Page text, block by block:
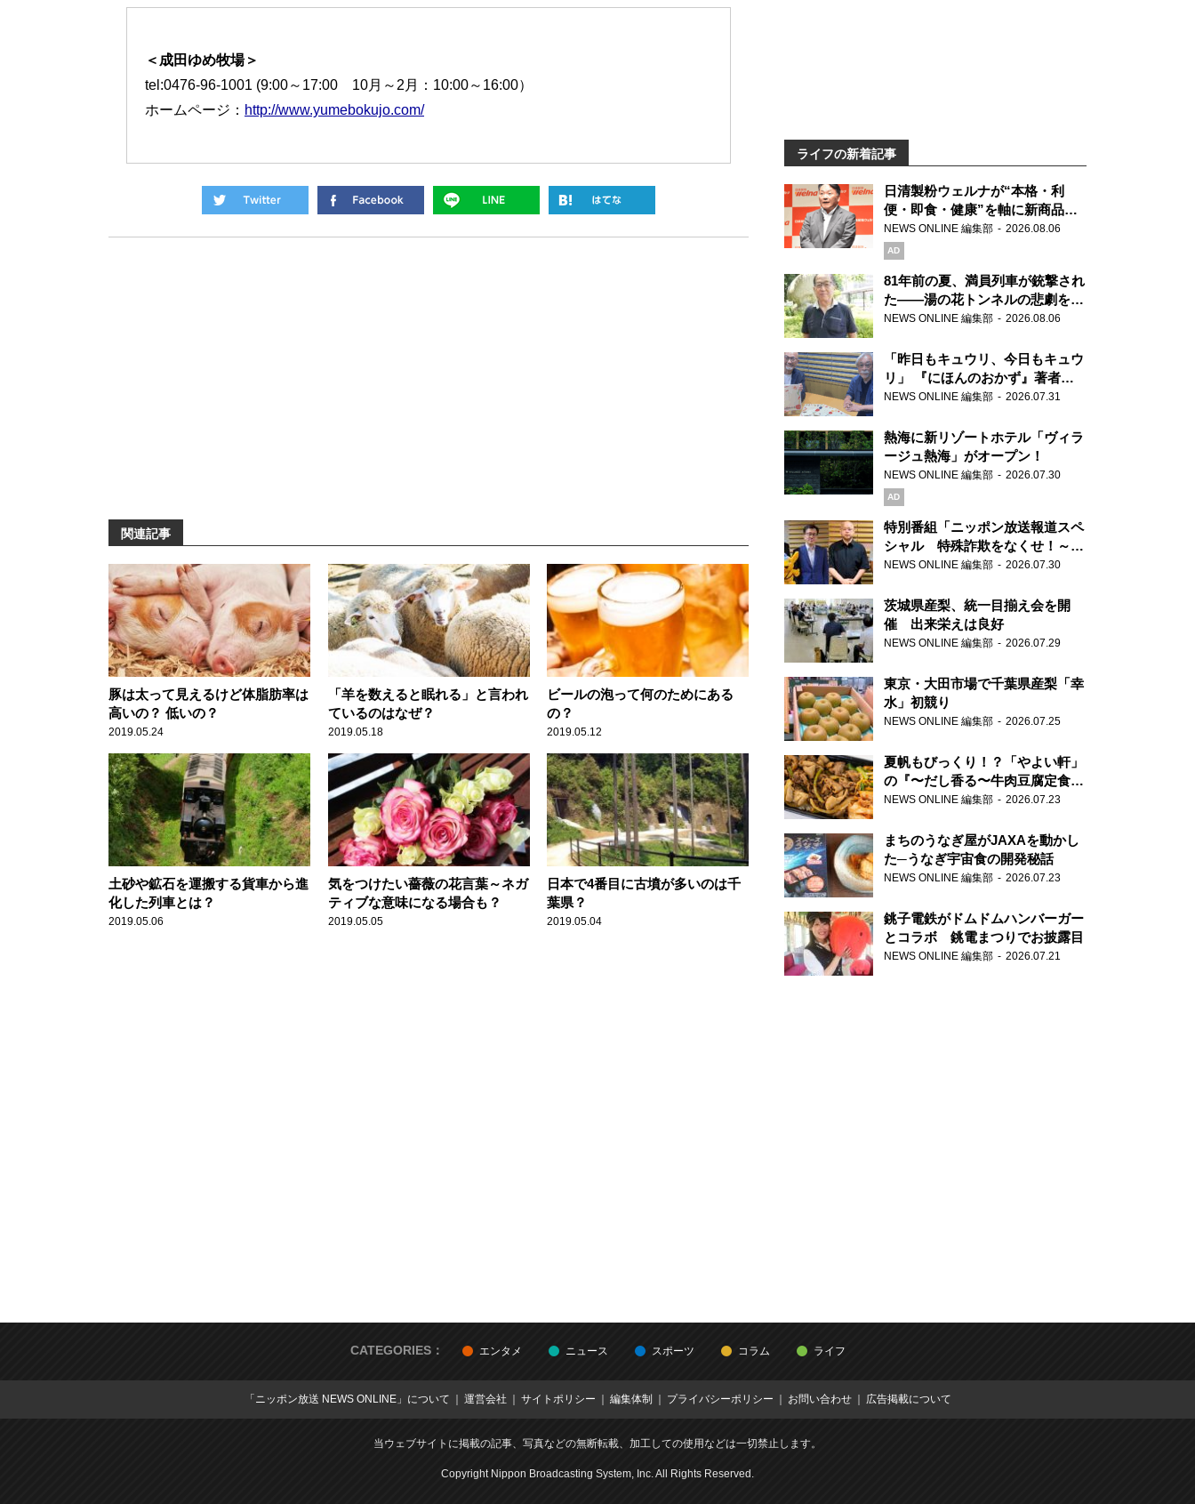
＜成田ゆめ牧場＞
tel:0476-96-1001 (9:00～17:00 10月～2月：10:00～16:00）
ホームページ： http://www.yumebokujo.com/
関連記事
豚は太って見えるけど体脂肪率は
高いの？ 低いの？
2019.05.24
「羊を数えると眠れる」と言われ
ているのはなぜ？
2019.05.18
ビールの泡って何のためにある
の？
2019.05.12
土砂や鉱石を運搬する貨車から進
化した列車とは？
2019.05.06
気をつけたい薔薇の花言葉～ネガ
ティブな意味になる場合も？
2019.05.05
日本で4番目に古墳が多いのは千
葉県？
2019.05.04
ライフの新着記事
日清製粉ウェルナが“本格・利
便・即食・健康”を軸に新商品を
展開 「マ・マー」「青の洞窟」
ブランドを強化
NEWS ONLINE 編集部 2026.08.06
AD
81年前の夏、満員列車が銃撃され
た――湯の花トンネルの悲劇を語
り継ぐ男性
NEWS ONLINE 編集部 2026.08.06
「昨日もキュウリ、今日もキュウ
リ」 『にほんのおかず』著者が
見つけた家庭料理の知恵
NEWS ONLINE 編集部 2026.07.31
熱海に新リゾートホテル「ヴィラ
ージュ熱海」がオープン！
NEWS ONLINE 編集部 2026.07.30
AD
特別番組「ニッポン放送報道スペ
シャル 特殊詐欺をなくせ！～被
害者・加害者・警視庁が語るトク
NEWS ONLINE 編集部 2026.07.30
茨城県産梨、統一目揃え会を開
催 出来栄えは良好
NEWS ONLINE 編集部 2026.07.29
東京・大田市場で千葉県産梨「幸
水」初競り
NEWS ONLINE 編集部 2026.07.25
夏帆もびっくり！？「やよい軒」
の『〜だし香る〜牛肉豆腐定食』
が香り高すぎる
NEWS ONLINE 編集部 2026.07.23
まちのうなぎ屋がJAXAを動かし
た─うなぎ宇宙食の開発秘話
NEWS ONLINE 編集部 2026.07.23
銚子電鉄がドムドムハンバーガー
とコラボ 銚電まつりでお披露目
NEWS ONLINE 編集部 2026.07.21
CATEGORIES： エンタメ ニュース スポーツ コラム ライフ
「ニッポン放送 NEWS ONLINE」について 運営会社 サイトポリシー 編集体制 プライバシーポリシー お問い合わせ 広告掲載について
当ウェブサイトに掲載の記事、写真などの無断転載、加工しての使用などは一切禁止します。
Copyright Nippon Broadcasting System, Inc. All Rights Reserved.